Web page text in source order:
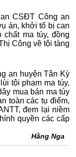
CSĐT Công an
án, khởi tố bị can
chất ma túy, đồng
Công về tội tàng
an huyện Tân Kỳ
tội phạm ma túy,
mua bán ma túy
toàn các tụ điểm,
đem lại niềm
quyền các cấp
Hằng Nga